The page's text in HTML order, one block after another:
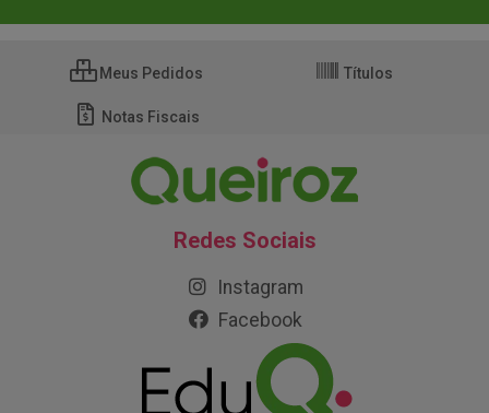
Meus Pedidos Títulos
Notas Fiscais
Redes Sociais
Instagram
Facebook